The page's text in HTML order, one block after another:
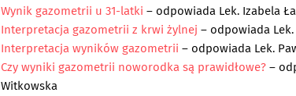
Wynik gazometrii u 31-latki – odpowiada Lek. Izabela
Interpretacja gazometrii z krwi żylnej – odpowiada
Interpretacja wyników gazometrii – odpowiada Lek.
Czy wyniki gazometrii noworodka są prawidłowe?–
Witkowska